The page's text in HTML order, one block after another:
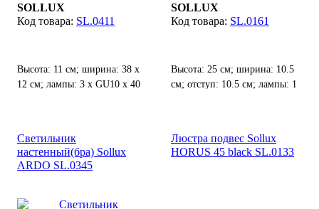
SOLLUX
SL.0411
Высота: 11 см; ширина: 38 х
12 см; лампы: 3 х GU10 х 40
SOLLUX
SL.0161
Высота: 25 см; ширина: 10.5
см; отступ: 10.5 см; лампы: 1
Светильник
настенный(бра) Sollux
ARDO SL.0345
Люстра подвес Sollux
HORUS 45 black SL.0133